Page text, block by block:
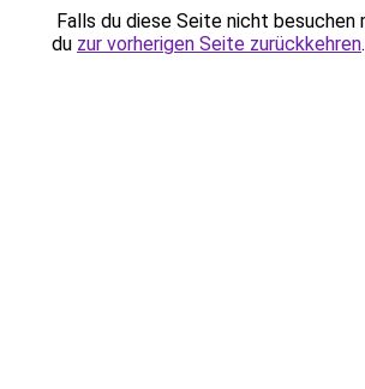
Falls du diese Seite nicht
du zur vorherigen Seite zurückkehren.